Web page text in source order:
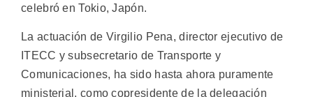
celebró en Tokio, Japón.
La actuación de Virgilio Pena, director ejecutivo de
ITECC y subsecretario de Transporte y
Comunicaciones, ha sido hasta ahora puramente
ministerial, como copresidente de la delegación